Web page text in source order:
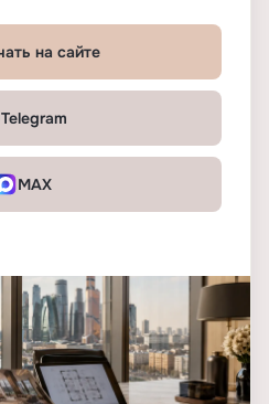
на сайте
Telegram
MAX